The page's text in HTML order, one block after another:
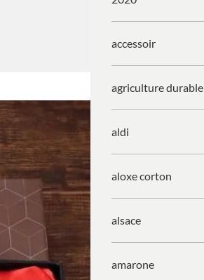
accessoir
agriculture durable
aldi
aloxe corton
alsace
amarone